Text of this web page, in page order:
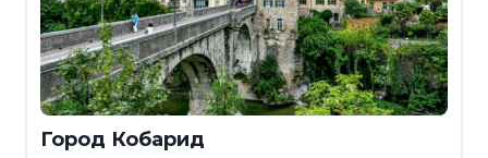
Город Кобарид